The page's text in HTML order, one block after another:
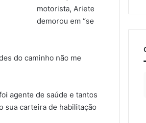
motorista, Ariete
demorou em “se
do caminho não me
agente de saúde e tantos
sua carteira de habilitação